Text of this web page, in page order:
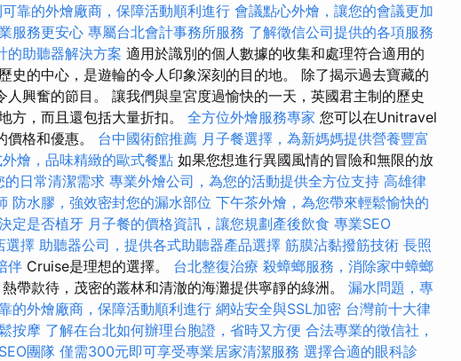
靠的外燴廠商，保障活動順利進行 會議點心外燴，讓您的會議更加
服務更安心 專屬台北會計事務所服務 了解徵信公司提供的各項服務
的助聽器解決方案 適用於識別的個人數據的收集和處理符合適用的
史的中心，是遊輪的令人印象深刻的目的地。 除了揭示過去寶藏的
興奮的節目。 讓我們與皇宮度過愉快的一天，英國君主制的歷史
方，而且還包括大量折扣。 全方位外燴服務專家 您可以在Unitravel
格和優惠。 台中國術館推薦 月子餐選擇，為新媽媽提供營養豐富
燴，品味精緻的歐式餐點 如果您想進行異國風情的冒險和無限的放
的日常清潔需求 專業外燴公司，為您的活動提供全方位支持 高雄律
防水膠，強效密封您的漏水部位 下午茶外燴，為您帶來輕鬆愉快的
定是否植牙 月子餐的價格資訊，讓您規劃產後飲食 專業SEO
選擇 助聽器公司，提供各式助聽器產品選擇 筋膜沾黏撥筋技術 長照
伴 Cruise是理想的選擇。 台北整復治療 殺蟑螂服務，消除家中蟑螂
熱帶款待，茂密的叢林和清澈的海灘提供寧靜的綠洲。 漏水問題，專
的外燴廠商，保障活動順利進行 網站安全與SSL加密 台灣前十大律
按摩 了解在台北如何辦理台胞證，省時又方便 合法專業的徵信社，
團隊 僅需300元即可享受專業居家清潔服務 選擇合適的眼科診